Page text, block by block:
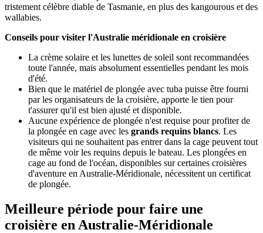
tristement célèbre diable de Tasmanie, en plus des kangourous et des
wallabies.
Conseils pour visiter l'Australie méridionale en croisière
La crème solaire et les lunettes de soleil sont recommandées
toute l'année, mais absolument essentielles pendant les mois
d'été.
Bien que le matériel de plongée avec tuba puisse être fourni
par les organisateurs de la croisière, apporte le tien pour
t'assurer qu'il est bien ajusté et disponible.
Aucune expérience de plongée n'est requise pour profiter de
la plongée en cage avec les grands requins blancs. Les
visiteurs qui ne souhaitent pas entrer dans la cage peuvent tout
de même voir les requins depuis le bateau. Les plongées en
cage au fond de l'océan, disponibles sur certaines croisières
d'aventure en Australie-Méridionale, nécessitent un certificat
de plongée.
Meilleure période pour faire une
croisière en Australie-Méridionale